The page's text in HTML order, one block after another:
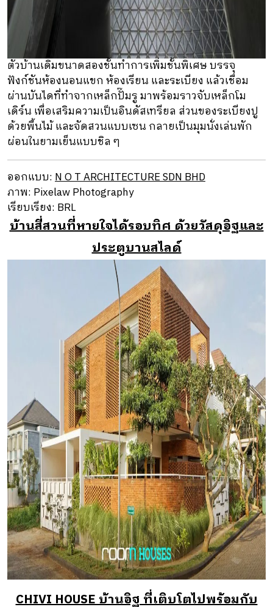
ตัวบ้านเดิมขนาดสองชั้นทำการเพิ่มชั้นพิเศษ บรรจุ
ฟังก์ชันห้องนอนแขก ห้องเรียน และระเบียง แล้วเชื่อม
ผ่านบันไดที่ทำจากเหล็กปั๊มรู มาพร้อมราวจับเหล็กโม
เดิร์น เพื่อเสริมความเป็นอินดัสเทรียล ส่วนของระเบียงปู
ด้วยพื้นไม้ และจัดสวนแบบเซน กลายเป็นมุมนั่งเล่นพัก
ผ่อนในยามเย็นแบบชิล ๆ
ออกแบบ: N O T ARCHITECTURE SDN BHD
ภาพ: Pixelaw Photography
เรียบเรียง: BRL
บ้านสี่สวนที่หายใจได้รอบทิศ ด้วยวัสดุอิฐและ
ประตูบานสไลด์
CHIVI HOUSE บ้านอิฐ ที่เติบโตไปพร้อมกับ